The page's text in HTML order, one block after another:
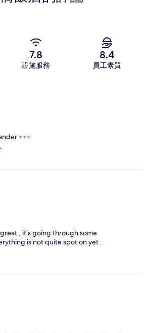
7.8
設施服務
8.4
員工素質
+++
, it's going through some
is not quite spot on yet .